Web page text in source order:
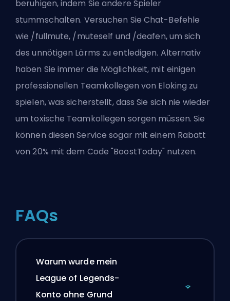
beruhigen, indem Sie andere Spieler
stummschalten. Versuchen Sie Chat-Befehle
wie /fullmute, /muteself und /deafen, um sich
des unnötigen Lärms zu entledigen. Alternativ
haben Sie immer die Möglichkeit, mit einigen
professionellen Teamkollegen von Eloking zu
spielen, was sicherstellt, dass Sie sich nie wieder
um toxische Teamkollegen sorgen müssen. Sie
können diesen Service sogar mit einem Rabatt
von 20% mit dem Code "BoostToday" nutzen.
FAQs
Warum wurde mein
League of Legends-
Konto ohne Grund